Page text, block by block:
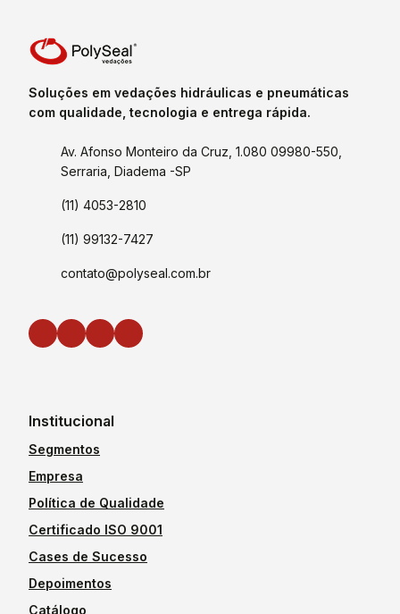
Soluções em vedações hidráulicas e pneumáticas
com qualidade, tecnologia e entrega rápida.
Av. Afonso Monteiro da Cruz, 1.080 09980-550,
Serraria, Diadema -SP
(11) 4053-2810
(11) 99132-7427
contato@polyseal.com.br
Institucional
Segmentos
Empresa
Política de Qualidade
Certificado ISO 9001
Cases de Sucesso
Depoimentos
Catálogo